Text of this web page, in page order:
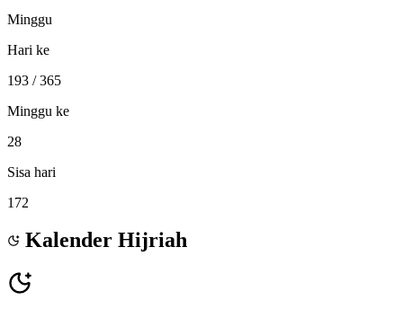
Minggu
Hari ke
193 / 365
Minggu ke
28
Sisa hari
172
Kalender Hijriah